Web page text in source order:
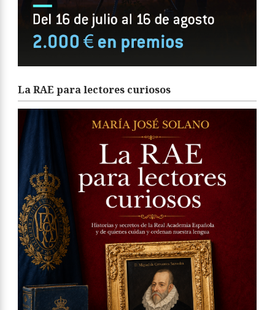
La RAE para lectores curiosos